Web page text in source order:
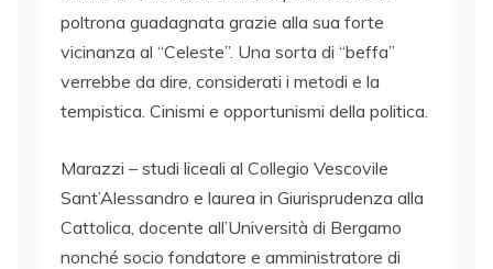
poltrona guadagnata grazie alla sua forte
vicinanza al “Celeste”. Una sorta di “beffa”
verrebbe da dire, considerati i metodi e la
tempistica. Cinismi e opportunismi della politica.
Marazzi – studi liceali al Collegio Vescovile
Sant’Alessandro e laurea in Giurisprudenza alla
Cattolica, docente all’Università di Bergamo
nonché socio fondatore e amministratore di